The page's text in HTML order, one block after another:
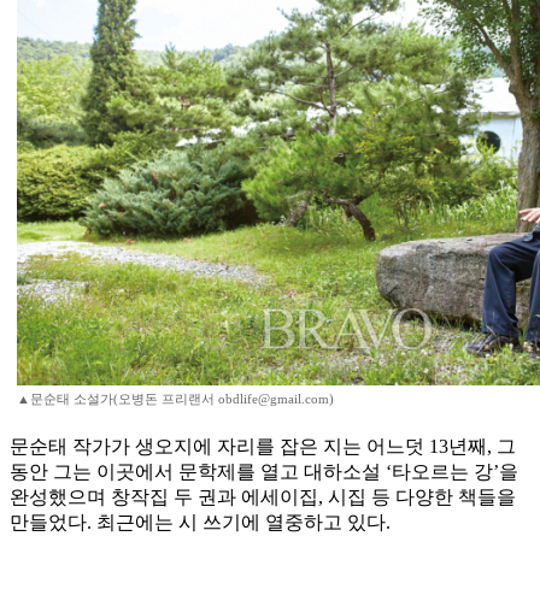
▲문순태 소설가(오병돈 프리랜서 obdlife@gmail.com)
문순태 작가가 생오지에 자리를 잡은 지는 어느덧 13년째, 그
동안 그는 이곳에서 문학제를 열고 대하소설 ‘타오르는 강’을
완성했으며 창작집 두 권과 에세이집, 시집 등 다양한 책들을
만들었다. 최근에는 시 쓰기에 열중하고 있다.